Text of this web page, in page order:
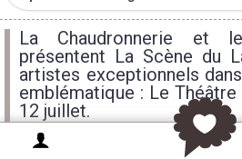
La Chaudronnerie et
présentent La Scène du
artistes exceptionnels
emblématique : Le
12 juillet.